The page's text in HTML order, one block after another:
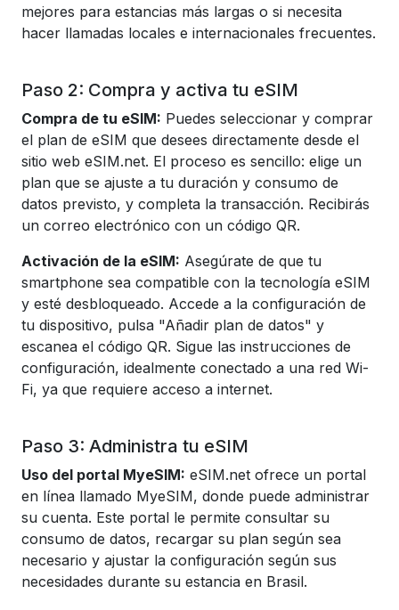
mejores para estancias más largas o si necesita
hacer llamadas locales e internacionales frecuentes.
Paso 2: Compra y activa tu eSIM
Compra de tu eSIM: Puedes seleccionar y comprar
el plan de eSIM que desees directamente desde el
sitio web eSIM.net. El proceso es sencillo: elige un
plan que se ajuste a tu duración y consumo de
datos previsto, y completa la transacción. Recibirás
un correo electrónico con un código QR.
Activación de la eSIM: Asegúrate de que tu
smartphone sea compatible con la tecnología eSIM
y esté desbloqueado. Accede a la configuración de
tu dispositivo, pulsa "Añadir plan de datos" y
escanea el código QR. Sigue las instrucciones de
configuración, idealmente conectado a una red Wi-
Fi, ya que requiere acceso a internet.
Paso 3: Administra tu eSIM
Uso del portal MyeSIM: eSIM.net ofrece un portal
en línea llamado MyeSIM, donde puede administrar
su cuenta. Este portal le permite consultar su
consumo de datos, recargar su plan según sea
necesario y ajustar la configuración según sus
necesidades durante su estancia en Brasil.